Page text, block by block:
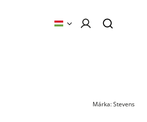
Márka:Stevens